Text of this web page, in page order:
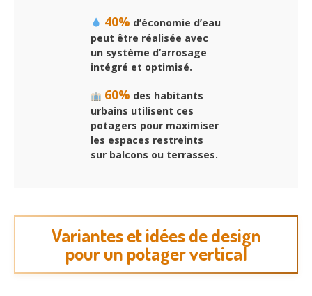
40% d’économie d’eau
peut être réalisée avec
un système d’arrosage
intégré et optimisé.
60% des habitants
urbains utilisent ces
potagers pour maximiser
les espaces restreints
sur balcons ou terrasses.
Variantes et idées de design
pour un potager vertical